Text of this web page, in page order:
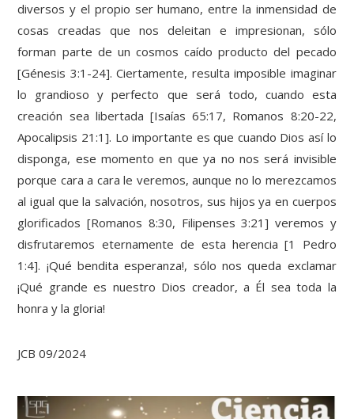
diversos y el propio ser humano, entre la inmensidad de
cosas creadas que nos deleitan e impresionan, sólo
forman parte de un cosmos caído producto del pecado
[Génesis 3:1-24]. Ciertamente, resulta imposible imaginar
lo grandioso y perfecto que será todo, cuando esta
creación sea libertada [Isaías 65:17, Romanos 8:20-22,
Apocalipsis 21:1]. Lo importante es que cuando Dios así lo
disponga, ese momento en que ya no nos será invisible
porque cara a cara le veremos, aunque no lo merezcamos
al igual que la salvación, nosotros, sus hijos ya en cuerpos
glorificados [Romanos 8:30, Filipenses 3:21] veremos y
disfrutaremos eternamente de esta herencia [1 Pedro
1:4]. ¡Qué bendita esperanza!, sólo nos queda exclamar
¡Qué grande es nuestro Dios creador, a Él sea toda la
honra y la gloria!
JCB 09/2024